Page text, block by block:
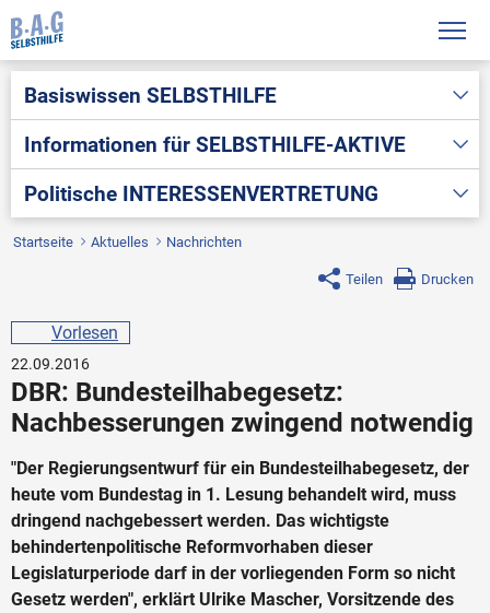
Basiswissen SELBSTHILFE
Informationen für SELBSTHILFE-AKTIVE
Politische INTERESSENVERTRETUNG
Startseite Aktuelles Nachrichten
Teilen Drucken
Vorlesen
22.09.2016
DBR: Bundesteilhabegesetz:
Nachbesserungen zwingend notwendig
"Der Regierungsentwurf für ein Bundesteilhabegesetz, der
heute vom Bundestag in 1. Lesung behandelt wird, muss
dringend nachgebessert werden. Das wichtigste
behindertenpolitische Reformvorhaben dieser
Legislaturperiode darf in der vorliegenden Form so nicht
Gesetz werden", erklärt Ulrike Mascher, Vorsitzende des